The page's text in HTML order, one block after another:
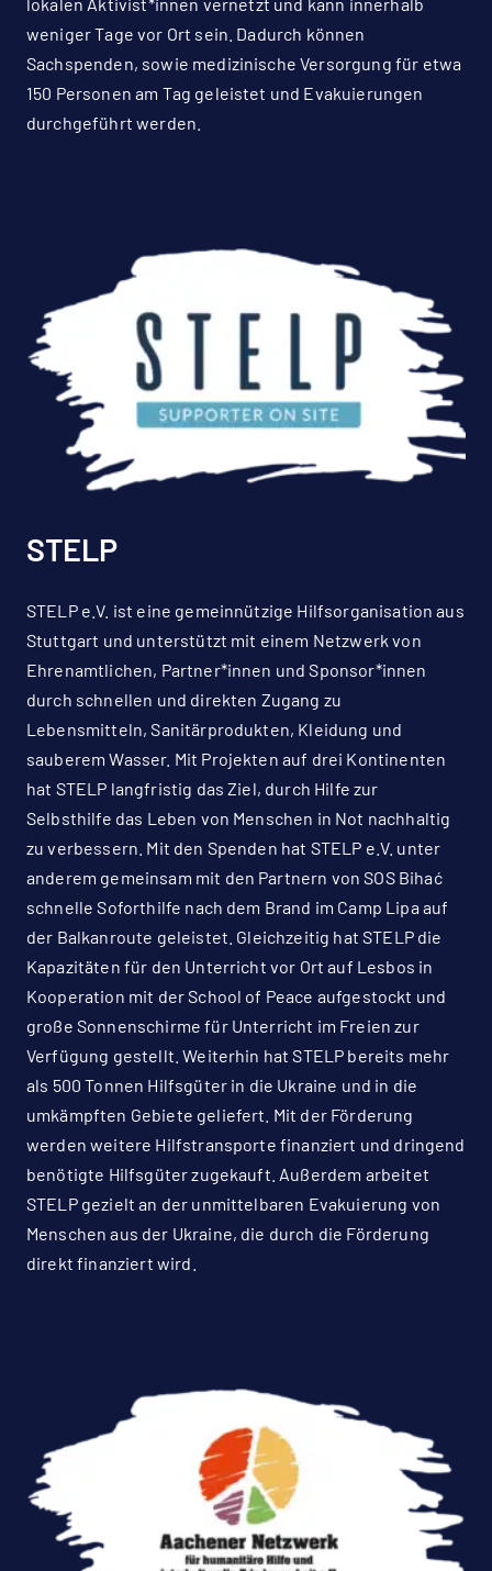
weniger Tage vor Ort sein. Dadurch können
Sachspenden, sowie medizinische Versorgung für etwa
150 Personen am Tag geleistet und Evakuierungen
durchgeführt werden.
STELP
STELP e.V. ist eine gemeinnützige Hilfsorganisation aus
Stuttgart und unterstützt mit einem Netzwerk von
Ehrenamtlichen, Partner*innen und Sponsor*innen
durch schnellen und direkten Zugang zu
Lebensmitteln, Sanitärprodukten, Kleidung und
sauberem Wasser. Mit Projekten auf drei Kontinenten
hat STELP langfristig das Ziel, durch Hilfe zur
Selbsthilfe das Leben von Menschen in Not nachhaltig
zu verbessern. Mit den Spenden hat STELP e.V. unter
anderem gemeinsam mit den Partnern von SOS Bihać
schnelle Soforthilfe nach dem Brand im Camp Lipa auf
der Balkanroute geleistet. Gleichzeitig hat STELP die
Kapazitäten für den Unterricht vor Ort auf Lesbos in
Kooperation mit der School of Peace aufgestockt und
große Sonnenschirme für Unterricht im Freien zur
Verfügung gestellt. Weiterhin hat STELP bereits mehr
als 500 Tonnen Hilfsgüter in die Ukraine und in die
umkämpften Gebiete geliefert. Mit der Förderung
werden weitere Hilfstransporte finanziert und dringend
benötigte Hilfsgüter zugekauft. Außerdem arbeitet
STELP gezielt an der unmittelbaren Evakuierung von
Menschen aus der Ukraine, die durch die Förderung
direkt finanziert wird.